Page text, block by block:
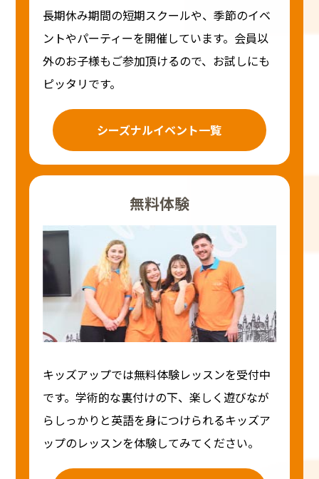
長期休み期間の短期スクールや、季節のイベ
ントやパーティーを開催しています。会員以
外のお子様もご参加頂けるので、お試しにも
ピッタリです。
シーズナルイベント一覧
無料体験
キッズアップでは無料体験レッスンを受付中
です。学術的な裏付けの下、楽しく遊びなが
らしっかりと英語を身につけられるキッズア
ップのレッスンを体験してみてください。